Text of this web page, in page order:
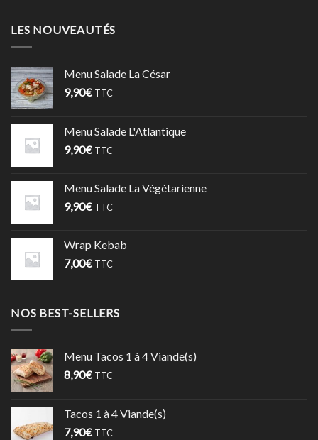
LES NOUVEAUTÉS
Menu Salade La César
9,90€ TTC
Menu Salade L'Atlantique
9,90€ TTC
Menu Salade La Végétarienne
9,90€ TTC
Wrap Kebab
7,00€ TTC
NOS BEST-SELLERS
Menu Tacos 1 à 4 Viande(s)
8,90€ TTC
Tacos 1 à 4 Viande(s)
7,90€ TTC